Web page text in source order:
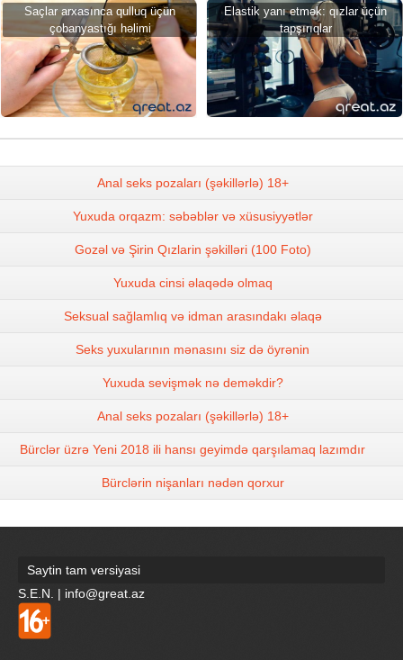
Saçlar arxasınca qulluq üçün
çobanyastığı həlimi
Elastik yanı etmək: qızlar üçün
tapşırıqlar
Anal seks pozaları (şəkillərlə) 18+
Yuxuda orqazm: səbəblər və xüsusiyyətlər
Gozəl və Şirin Qızlarin şəkilləri (100 Foto)
Yuxuda cinsi əlaqədə olmaq
Seksual sağlamlıq və idman arasındakı əlaqə
Seks yuxularının mənasını siz də öyrənin
Yuxuda sevişmək nə deməkdir?
Anal seks pozaları (şəkillərlə) 18+
Bürclər üzrə Yeni 2018 ili hansı geyimdə qarşılamaq lazımdır
Bürclərin nişanları nədən qorxur
Saytin tam versiyasi
S.E.N. | info@great.az